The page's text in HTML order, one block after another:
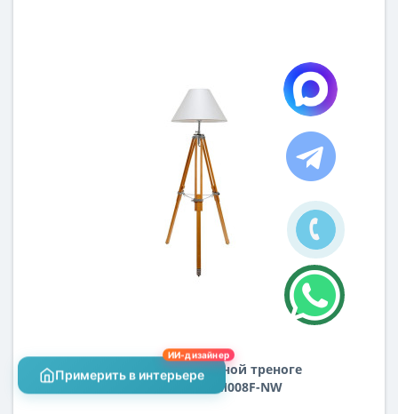
Торшер на деревянной треноге
напольный K2KM008F-NW
Примерить в интерьере
ИИ-дизайнер